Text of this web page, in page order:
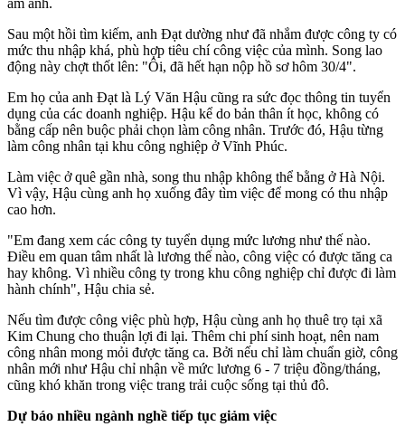
Sau một hồi tìm kiếm, anh Đạt dường như đã nhắm được công ty có
mức thu nhập khá, phù hợp tiêu chí công việc của mình. Song lao
động này chợt thốt lên: "Ôi, đã hết hạn nộp hồ sơ hôm 30/4".
Em họ của anh Đạt là Lý Văn Hậu cũng ra sức đọc thông tin tuyển
dụng của các doanh nghiệp. Hậu kể do bản thân ít học, không có
bằng cấp nên buộc phải chọn làm công nhân. Trước đó, Hậu từng
làm công nhân tại khu công nghiệp ở Vĩnh Phúc.
Làm việc ở quê gần nhà, song thu nhập không thể bằng ở Hà Nội.
Vì vậy, Hậu cùng anh họ xuống đây tìm việc để mong có thu nhập
cao hơn.
"Em đang xem các công ty tuyển dụng mức lương như thế nào.
Điều em quan tâm nhất là lương thế nào, công việc có được tăng ca
hay không. Vì nhiều công ty trong khu công nghiệp chỉ được đi làm
hành chính", Hậu chia sẻ.
Nếu tìm được công việc phù hợp, Hậu cùng anh họ thuê trọ tại xã
Kim Chung cho thuận lợi đi lại. Thêm chi phí sinh hoạt, nên nam
công nhân mong mỏi được tăng ca. Bởi nếu chỉ làm chuẩn giờ, công
nhân mới như Hậu chỉ nhận về mức lương 6 - 7 triệu đồng/tháng,
cũng khó khăn trong việc trang trải cuộc sống tại thủ đô.
Dự báo nhiều ngành nghề tiếp tục giảm việc